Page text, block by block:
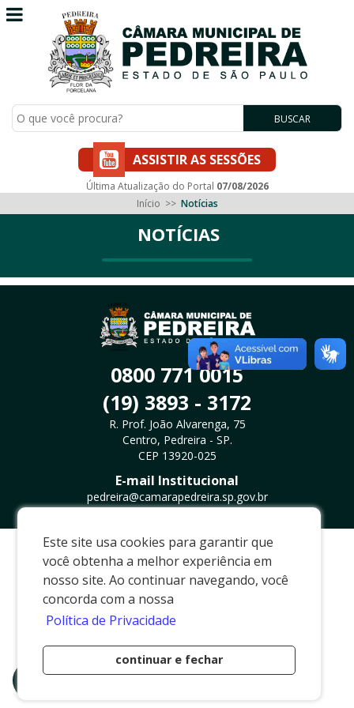
Este site usa cookies para garantir que
você obtenha a melhor experiência em
nosso site. Ao continuar navegando, você
concorda com a nossa
Política de Privacidade
continuar e fechar
BUSCAR
ASSISTIR AS SESSÕES
Última Atualização do Portal 07/08/2026
Início >> Notícias
NOTÍCIAS
0800 771 0015
(19) 3893 - 3172
R. Prof. João Alvarenga, 75
Centro, Pedreira - SP.
CEP 13920-025
E-mail Institucional
pedreira@camarapedreira.sp.gov.br
Desenvolvido por Via Brasil Web Project